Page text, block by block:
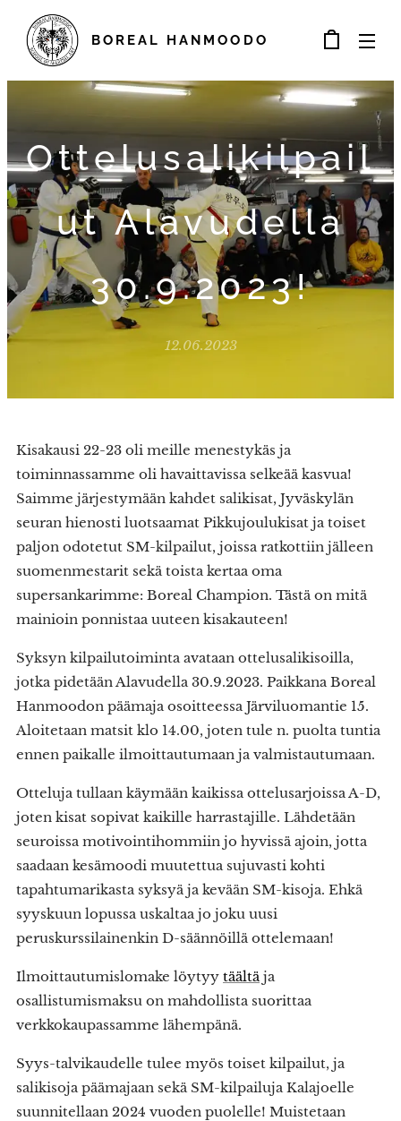
BOREAL HANMOODO
Ottelusalikilpail
ut Alavudella
30.9.2023!
12.06.2023
Kisakausi 22-23 oli meille menestykäs ja
toiminnassamme oli havaittavissa selkeää kasvua!
Saimme järjestymään kahdet salikisat, Jyväskylän
seuran hienosti luotsaamat Pikkujoulukisat ja toiset
paljon odotetut SM-kilpailut, joissa ratkottiin jälleen
suomenmestarit sekä toista kertaa oma
supersankarimme: Boreal Champion. Tästä on mitä
mainioin ponnistaa uuteen kisakauteen!
Syksyn kilpailutoiminta avataan ottelusalikisoilla,
jotka pidetään Alavudella 30.9.2023. Paikkana Boreal
Hanmoodon päämaja osoitteessa Järviluomantie 15.
Aloitetaan matsit klo 14.00, joten tule n. puolta tuntia
ennen paikalle ilmoittautumaan ja valmistautumaan.
Otteluja tullaan käymään kaikissa ottelusarjoissa A-D,
joten kisat sopivat kaikille harrastajille. Lähdetään
seuroissa motivointihommiin jo hyvissä ajoin, jotta
saadaan kesämoodi muutettua sujuvasti kohti
tapahtumarikasta syksyä ja kevään SM-kisoja. Ehkä
syyskuun lopussa uskaltaa jo joku uusi
peruskurssilainenkin D-säännöillä ottelemaan!
Ilmoittautumislomake löytyy täältäja
osallistumismaksu on mahdollista suorittaa
verkkokaupassamme lähempänä.
Syys-talvikaudelle tulee myös toiset kilpailut, ja
salikisoja päämajaan sekä SM-kilpailuja Kalajoelle
suunnitellaan 2024 vuoden puolelle! Muistetaan